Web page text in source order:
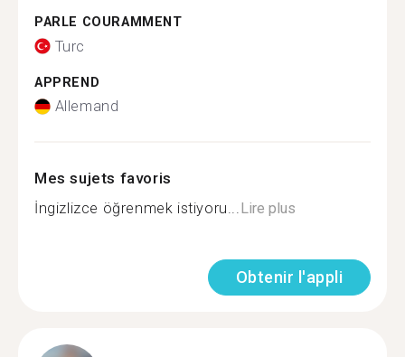
PARLE COURAMMENT
Turc
APPREND
Allemand
Mes sujets favoris
İngizlizce öğrenmek istiyoru...Lire plus
Obtenir l'appli